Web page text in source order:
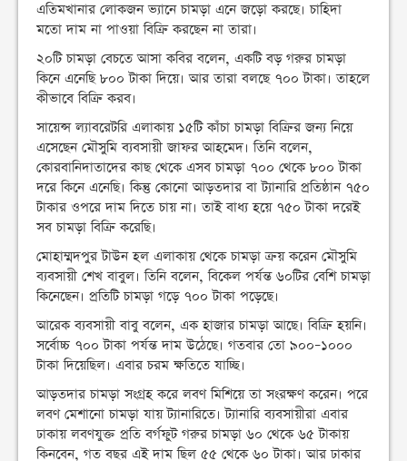
এতিমখানার লোকজন ভ্যানে চামড়া এনে জড়ো করছে। চাহিদা
মতো দাম না পাওয়া বিক্রি করছেন না তারা।
২০টি চামড়া বেচতে আসা কবির বলেন, একটি বড় গরুর চামড়া
কিনে এনেছি ৮০০ টাকা দিয়ে। আর তারা বলছে ৭০০ টাকা। তাহলে
কীভাবে বিক্রি করব।
সায়েন্স ল্যাবরেটরি এলাকায় ১৫টি কাঁচা চামড়া বিক্রির জন্য নিয়ে
এসেছেন মৌসুমি ব্যবসায়ী জাফর আহমেদ। তিনি বলেন,
কোরবানিদাতাদের কাছ থেকে এসব চামড়া ৭০০ থেকে ৮০০ টাকা
দরে কিনে এনেছি। কিন্তু কোনো আড়তদার বা ট্যানারি প্রতিষ্ঠান ৭৫০
টাকার ওপরে দাম দিতে চায় না। তাই বাধ্য হয়ে ৭৫০ টাকা দরেই
সব চামড়া বিক্রি করেছি।
মোহাম্মদপুর টাউন হল এলাকায় থেকে চামড়া ক্রয় করেন মৌসুমি
ব্যবসায়ী শেখ বাবুল। তিনি বলেন, বিকেল পর্যন্ত ৬০টির বেশি চামড়া
কিনেছেন। প্রতিটি চামড়া গড়ে ৭০০ টাকা পড়েছে।
আরেক ব্যবসায়ী বাবু বলেন, এক হাজার চামড়া আছে। বিক্রি হয়নি।
সর্বোচ্চ ৭০০ টাকা পর্যন্ত দাম উঠেছে। গতবার তো ৯০০–১০০০
টাকা দিয়েছিল। এবার চরম ক্ষতিতে যাচ্ছি।
আড়তদার চামড়া সংগ্রহ করে লবণ মিশিয়ে তা সংরক্ষণ করেন। পরে
লবণ মেশানো চামড়া যায় ট্যানারিতে। ট্যানারি ব্যবসায়ীরা এবার
ঢাকায় লবণযুক্ত প্রতি বর্গফুট গরুর চামড়া ৬০ থেকে ৬৫ টাকায়
কিনবেন, গত বছর এই দাম ছিল ৫৫ থেকে ৬০ টাকা। আর ঢাকার